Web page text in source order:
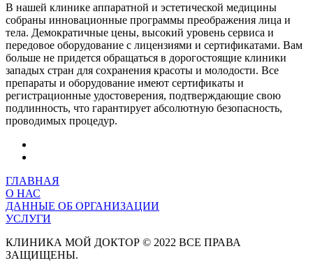
В нашей клинике аппаратной и эстетической медицины
собраны инновационные программы преображения лица и
тела. Демократичные цены, высокий уровень сервиса и
передовое оборудование с лицензиями и сертификатами. Вам
больше не придется обращаться в дорогостоящие клиники
западых стран для сохранения красоты и молодости. Все
препараты и оборудование имеют сертификаты и
регистрационные удостоверения, подтверждающие свою
подлинность, что гарантирует абсолютную безопасность,
проводимых процедур.
ГЛАВНАЯ
О НАС
ДАННЫЕ ОБ ОРГАНИЗАЦИИ
УСЛУГИ
КЛИНИКА МОЙ ДОКТОР © 2022 ВСЕ ПРАВА
ЗАЩИЩЕНЫ.